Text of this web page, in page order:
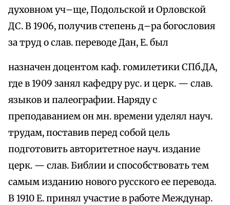
духовном уч–ще, Подольской и Орловской
ДС. В 1906, получив степень д–ра богословия
за труд о слав. переводе Дан, Е. был
назначен доцентом каф. гомилетики СПб.ДА,
где в 1909 занял кафедру рус. и церк. — слав.
языков и палеографии. Наряду с
преподаванием он мн. времени уделял науч.
трудам, поставив перед собой цель
подготовить авторитетное науч. издание
церк. — слав. Библии и способствовать тем
самым изданию нового русского ее перевода.
В 1910 Е. принял участие в работе Междунар.